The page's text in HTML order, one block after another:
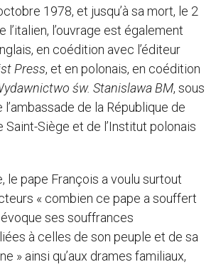
1978, et jusqu’à sa mort, le 2
l’italien, l’ouvrage est également
en coédition avec l’éditeur
Press, et en polonais, en coédition
św. Stanislawa BM, sous
l’ambassade de la République de
Saint-Siège et de l’Institut polonais
le pape François a voulu surtout
« combien ce pape a souffert
évoque ses souffrances
à celles de son peuple et de sa
» ainsi qu’aux drames familiaux,